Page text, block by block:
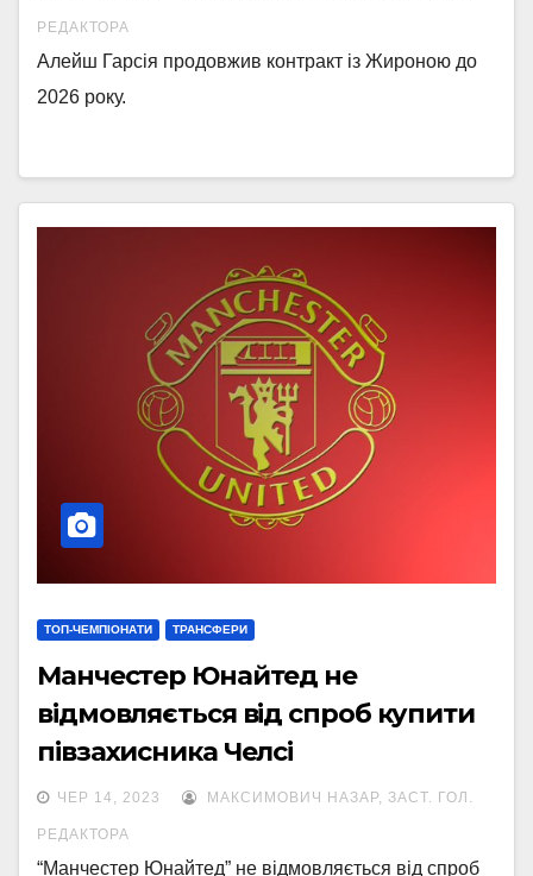
РЕДАКТОРА
Алейш Гарсія продовжив контракт із Жироною до
2026 року.
ТОП-ЧЕМПІОНАТИ ТРАНСФЕРИ
Манчестер Юнайтед не
відмовляється від спроб купити
півзахисника Челсі
ЧЕР 14, 2023 МАКСИМОВИЧ НАЗАР, ЗАСТ. ГОЛ.
РЕДАКТОРА
“Манчестер Юнайтед” не відмовляється від спроб